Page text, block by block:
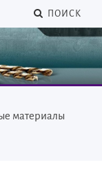
ПОИСК
материалы